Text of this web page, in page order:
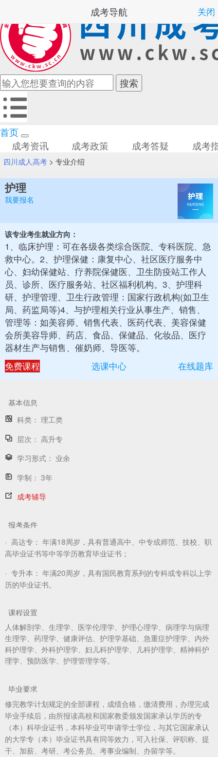
首页
成考资讯
成考政策 成考答疑 成考
四川成人高考> 专业介绍
护理
我要报名
该专业考生就业方向：
1、临床护理：可在各级各类综合医院、专科医院、急
救中心。2、护理保健：康复中心、社区医疗服务中
心、妇幼保健站、疗养院保健医、卫生防疫站工作人
员、诊所、医疗服务站、社区福利机构。3、护理科
研、护理管理、卫生行政管理：国家行政机构(如卫生
局、药监局等)4、与护理相关行业从事生产、销售、
管理等：如美容师、销售代表、医药代表、美容保健
会所美容导师、药店、食品、保健品、化妆品、医疗
器材生产与销售、催奶师、导医等。
免费课程
选课中心 在线题库
基本信息
科类： 理工类
层次： 高升专
学习形式： 业余
学制： 3年
成考辅导
报考条件
· 高达专： 年满18周岁，具有普通高中、中专或师范、技校、职
高毕业证书等中等学历教育毕业证书；
· 专升本： 年满20周岁，具有国民教育系列的专科或专科以上学
历的毕业证书。
课程设置
人体解剖学、生理学、医学伦理学、护理心理学、病理学与病理
生理学、药理学、健康评估、护理学基础、急重症护理学、内外
科护理学、外科护理学、妇儿科护理学、儿科护理学、精神科护
理学、预防医学、护理管理学等。
毕业要求
修完教学计划规定的全部课程，成绩合格，缴清费用，办理完成
毕业手续后，由所报读高校和国家教委颁发国家承认学历的专
（本）科毕业证书，本科毕业可申请学士学位，与其它国家承认
的大学专（本）毕业证书具有同等效力，可入社保、评职称、提
干、加薪、考研、考公务员、考事业编制、办留学等。
成考导航 关闭